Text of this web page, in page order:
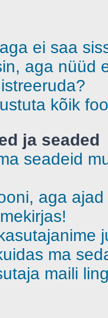
ei saa
aga nüüd
kõik
ja seaded
seadeid
aga
ma
maili